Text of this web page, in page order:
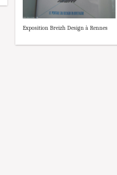
Exposition Breizh Design à Rennes